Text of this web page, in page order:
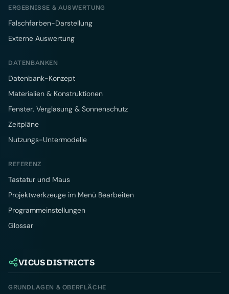
ERGEBNISSE & AUSWERTUNG
Falschfarben-Darstellung
Externe Auswertung
DATENBANKEN
Datenbank-Konzept
Materialien & Konstruktionen
Fenster, Verglasung & Sonnenschutz
Zeitpläne
Nutzungs-Untermodelle
REFERENZ
Tastatur und Maus
Projektwerkzeuge im Menü Bearbeiten
Programmeinstellungen
Glossar
VICUS DISTRICTS
GRUNDLAGEN & OBERFLÄCHE